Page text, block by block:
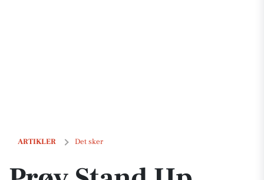
ARTIKLER Det sker
Prøv Stand Up Paddle og havkajak ved Aabenraa strand